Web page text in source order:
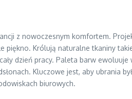
z nowoczesnym komfortem.
piękno. Królują naturalne tkaniny
dzień pracy. Paleta barw ewoluuje
Kluczowe jest, aby ubrania
biurowych.